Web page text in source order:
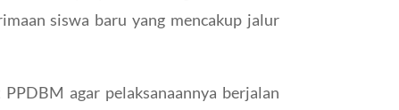
siswa baru yang mencakup jalur
agar pelaksanaannya berjalan